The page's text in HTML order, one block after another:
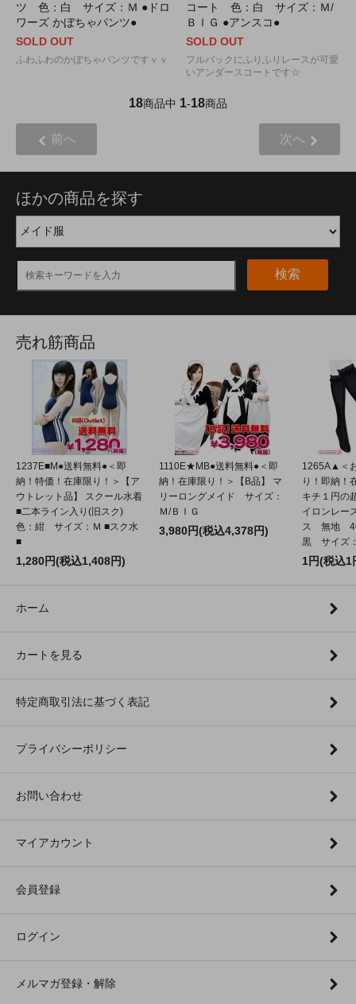
ツ 色：白 サイズ：Ｍ ●ドロ
ワーズ かぼちゃパンツ●
SOLD OUT
ふわふわのかぼちゃパンツですｖｖ
コート 色：白 サイズ：Ｍ/
ＢＩＧ ●アンスコ●
SOLD OUT
フルバックにふりふりレースが可愛
いアンダースコートです☆
18商品中 1-18商品
前へ 次へ
ほかの商品を探す
検索
売れ筋商品
1237E■M●送料無料●＜即
納！特価！在庫限り！＞【ア
ウトレット品】 スクール水着
■二本ライン入り(旧スク)
色：紺 サイズ：Ｍ ■スク水
■
1,280円(税込1,408円)
1110E★MB●送料無料●＜即
納！在庫限り！＞【B品】 マ
リーロングメイド サイズ：
Ｍ/ＢＩＧ
3,980円(税込4,378円)
1265A▲＜
り！即納！
キチ１円の
イロンレー
ス 無地
黒 サイズ
1円(税込1
ホーム
カートを見る
特定商取引法に基づく表記
プライバシーポリシー
お問い合わせ
マイアカウント
会員登録
ログイン
メルマガ登録・解除